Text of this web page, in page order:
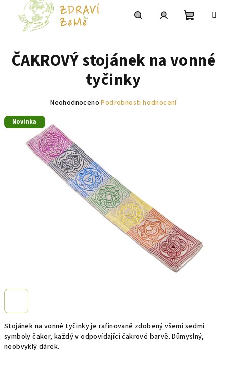
košík
Stojánek na vonné tyčinkyje rafinovaně zdobený všemi sedmi
symboly čaker, každý v odpovídající čakrové barvě. Důmyslný,
neobvyklý dárek.
ČAKROVÝ stojánek na vonné
tyčinky
Průměrné
produktu
je
0,0
z
5
hvězdiček.
Neohodnoceno Podrobnosti hodnocení
Novinka